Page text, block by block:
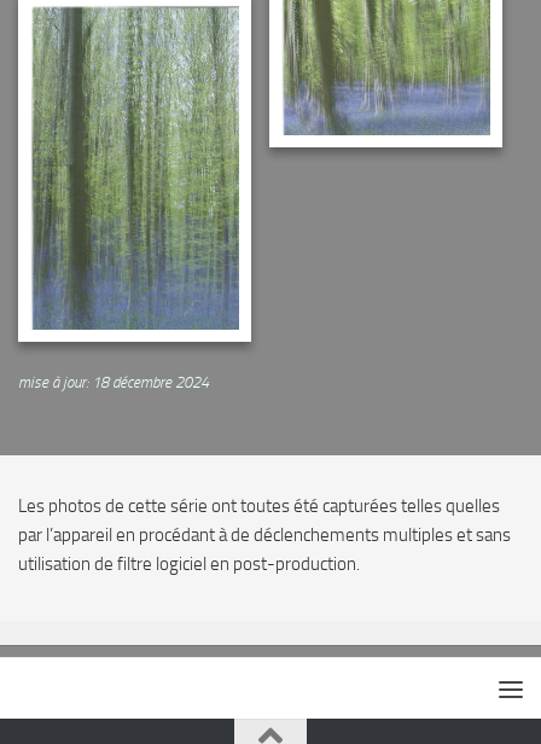
mise à jour: 18 décembre 2024
Les photos de cette série ont toutes été capturées telles quelles
par l’appareil en procédant à de déclenchements multiples et sans
utilisation de filtre logiciel en post-production.